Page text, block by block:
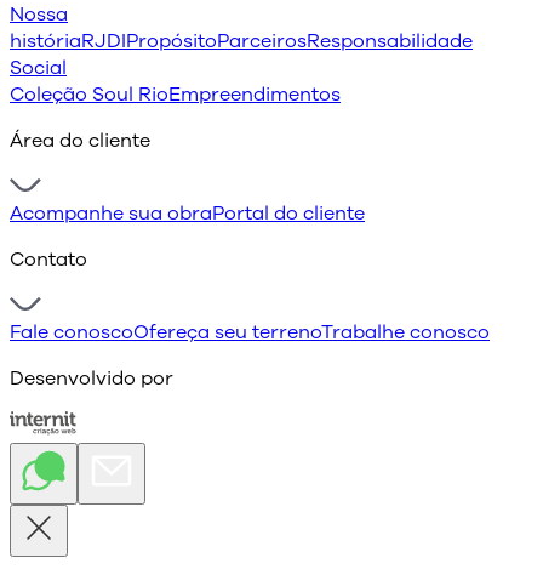
Nossa
históriaRJDIPropósitoParceirosResponsabilidade
Social
Coleção Soul RioEmpreendimentos
Área do cliente
Acompanhe sua obraPortal do cliente
Contato
Fale conoscoOfereça seu terrenoTrabalhe conosco
Desenvolvido por